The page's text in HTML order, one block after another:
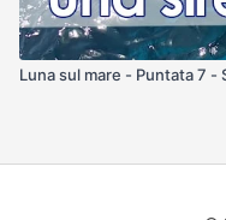
Luna sul mare - Puntata 7 -